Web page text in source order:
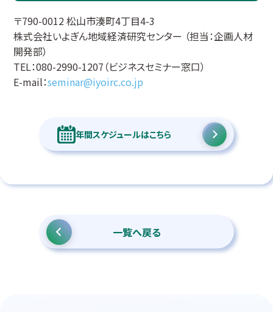
〒790-0012 松山市湊町4丁目4-3
株式会社いよぎん地域経済研究センター （担当：企画人材
開発部）
TEL：080-2990-1207（ビジネスセミナー窓口）
E-mail：seminar@iyoirc.co.jp
年間スケジュールはこちら
一覧へ戻る